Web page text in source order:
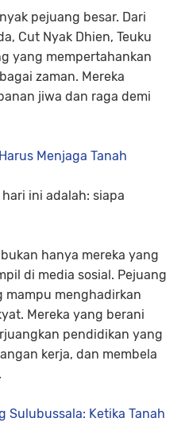
pejuang besar. Dari
Cut Nyak Dhien, Teuku
yang mempertahankan
zaman. Mereka
jiwa dan raga demi
Menjaga Tanah
ini adalah: siapa
hanya mereka yang
di media sosial. Pejuang
mampu menghadirkan
Mereka yang berani
pendidikan yang
kerja, dan membela
Sulubussala: Ketika Tanah